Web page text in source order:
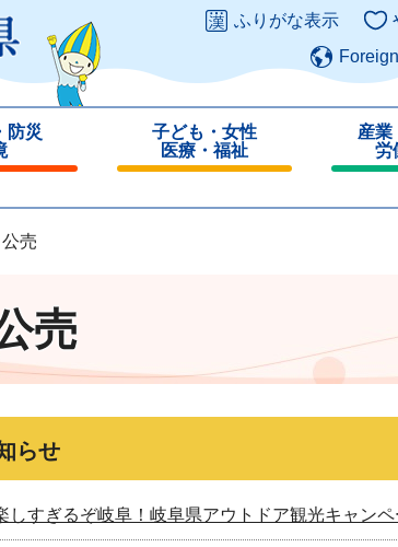
ふりがな表示
防災
子ども・女性
医療・福祉
じ
産業
労
じ
売
売
らせ
しすぎるぞ岐阜！岐阜県アウトドア観光キャン